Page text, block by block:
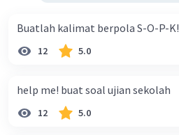
Buatlah kalimat berpola S-O-P-K!
12 5.0
help me! buat soal ujian sekolah
12 5.0